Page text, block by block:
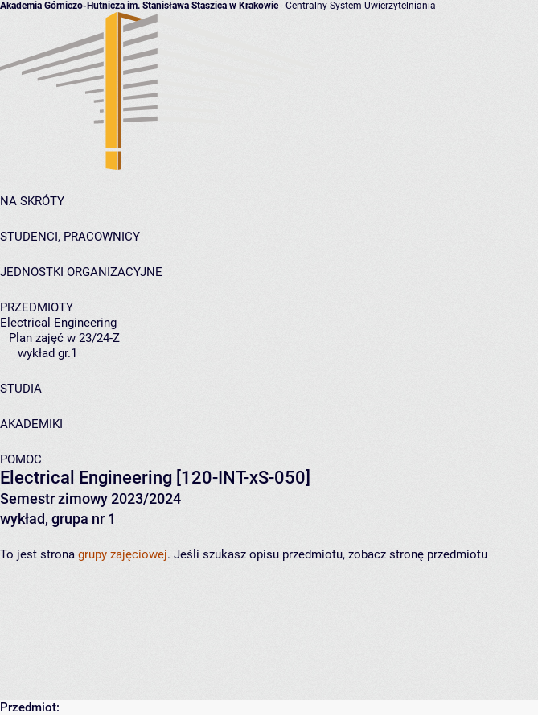
Akademia Górniczo-Hutnicza im. Stanisława Staszica w Krakowie- Centralny System Uwierzytelniania
NA SKRÓTY
STUDENCI, PRACOWNICY
JEDNOSTKI ORGANIZACYJNE
PRZEDMIOTY
Electrical Engineering
Plan zajęć w 23/24-Z
wykład gr.1
STUDIA
AKADEMIKI
POMOC
Electrical Engineering [120-INT-xS-050]
Semestr zimowy 2023/2024
wykład, grupa nr 1
To jest strona grupy zajęciowej. Jeśli szukasz opisu przedmiotu, zobacz stronę przedmiotu
Przedmiot: